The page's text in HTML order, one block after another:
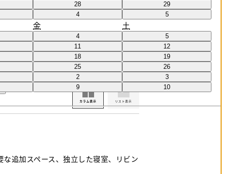
28
29
4 5
金 土
4
5
11
12
18
19
25
26
2
3
9 10
フリールーム オールインクルーシブ
カラム表示 リスト表示
追加スペース、独立した寝室、リビン